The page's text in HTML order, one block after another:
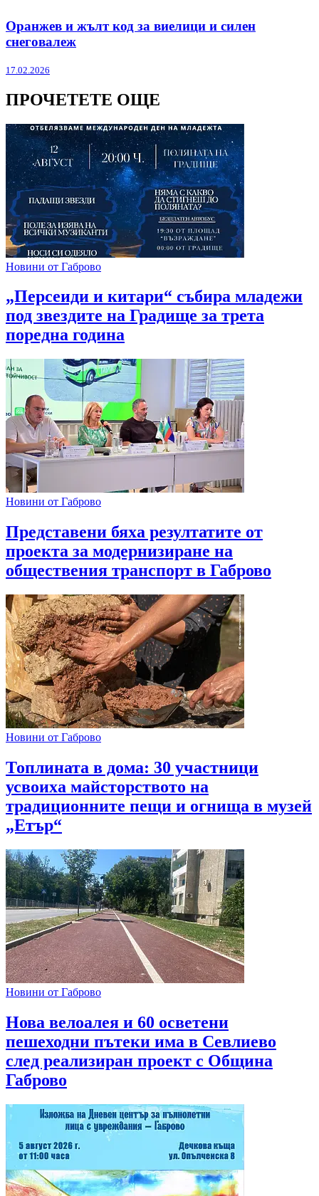
Оранжев и жълт код за виелици и силен
снеговалеж
17.02.2026
ПРОЧЕТЕТЕ ОЩЕ
Новини от Габрово
„Персеиди и китари“ събира младежи
под звездите на Градище за трета
поредна година
Новини от Габрово
Представени бяха резултатите от
проекта за модернизиране на
обществения транспорт в Габрово
Новини от Габрово
Топлината в дома: 30 участници
усвоиха майсторството на
традиционните пещи и огнища в музей
„Етър“
Новини от Габрово
Нова велоалея и 60 осветени
пешеходни пътеки има в Севлиево
след реализиран проект с Община
Габрово